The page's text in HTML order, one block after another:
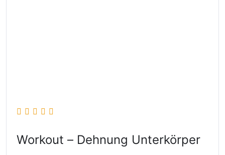
Workout – Dehnung Unterkörper